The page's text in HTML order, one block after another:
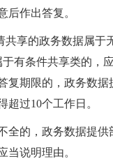
后作出答复。
享的政务数据属于
有条件共享类的，
复期限的，政务数
过10个工作日。
全的，政务数据提
当说明理由。